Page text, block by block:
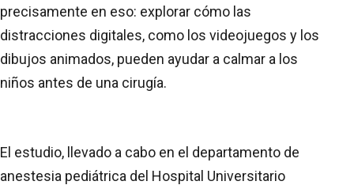
precisamente en eso: explorar cómo las
distracciones digitales, como los videojuegos y los
dibujos animados, pueden ayudar a calmar a los
niños antes de una cirugía.
El estudio, llevado a cabo en el departamento de
anestesia pediátrica del Hospital Universitario